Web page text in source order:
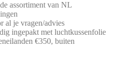
assortiment van NL
al je vragen/advies
ingepakt met luchtkussenfolie
€350, buiten